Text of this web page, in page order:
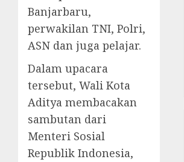
Banjarbaru,
perwakilan TNI, Polri,
ASN dan juga pelajar.
Dalam upacara
tersebut, Wali Kota
Aditya membacakan
sambutan dari
Menteri Sosial
Republik Indonesia,